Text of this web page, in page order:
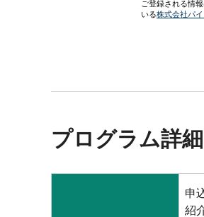
プログラム詳細
申
紹